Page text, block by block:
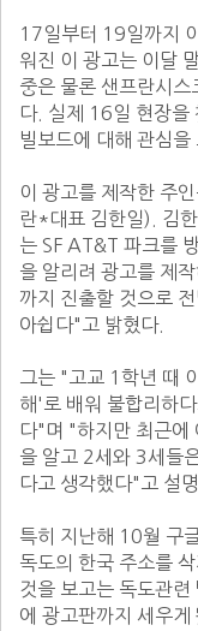
17일부터 19일까지
워진 이 광고는 이달
중은 물론 샌프란시스
다. 실제 16일 현장을
빌보드에 대해 관심을
이 광고를 제작한 주
란*대표 김한일). 김
는 SF AT&T 파크를
을 알리려 광고를 제
까지 진출할 것으로
아쉽다"고 밝혔다.
그는 "고교 1학년 때
해'로 배워 불합리하
다"며 "하지만 최근에
을 알고 2세와 3세들
다고 생각했다"고 설
특히 지난해 10월 구
독도의 한국 주소를
것을 보고는 독도관련
에 광고판까지 세우게